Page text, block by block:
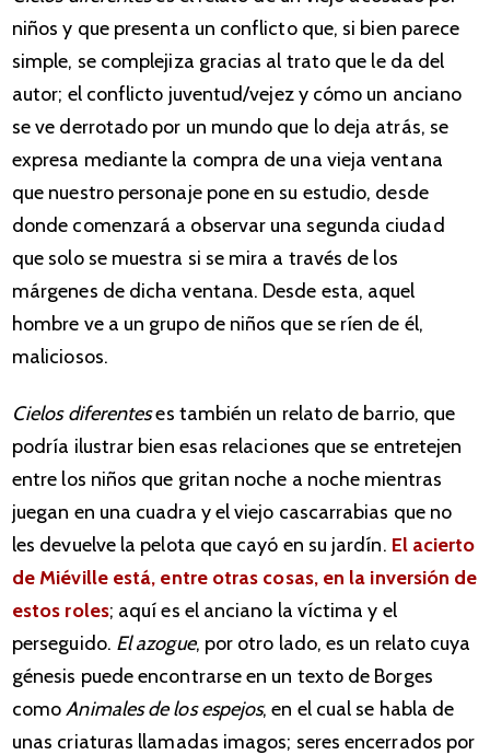
niños y que presenta un conflicto que, si bien parece
simple, se complejiza gracias al trato que le da del
autor; el conflicto juventud/vejez y cómo un anciano
se ve derrotado por un mundo que lo deja atrás, se
expresa mediante la compra de una vieja ventana
que nuestro personaje pone en su estudio, desde
donde comenzará a observar una segunda ciudad
que solo se muestra si se mira a través de los
márgenes de dicha ventana. Desde esta, aquel
hombre ve a un grupo de niños que se ríen de él,
maliciosos.
Cielos diferenteses también un relato de barrio, que
podría ilustrar bien esas relaciones que se entretejen
entre los niños que gritan noche a noche mientras
juegan en una cuadra y el viejo cascarrabias que no
les devuelve la pelota que cayó en su jardín. El acierto
de Miéville está, entre otras cosas, en la inversión de
estos roles; aquí es el anciano la víctima y el
perseguido. El azogue, por otro lado, es un relato cuya
génesis puede encontrarse en un texto de Borges
comoAnimales de los espejos, en el cual se habla de
unas criaturas llamadas imagos; seres encerrados por